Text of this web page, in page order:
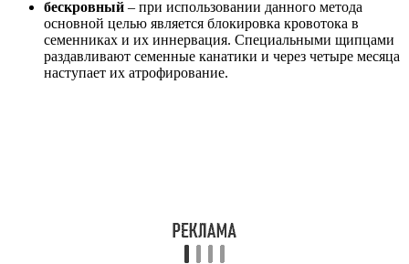
бескровный – при использовании данного метода
основной целью является блокировка кровотока в
семенниках и их иннервация. Специальными щипцами
раздавливают семенные канатики и через четыре месяца
наступает их атрофирование.